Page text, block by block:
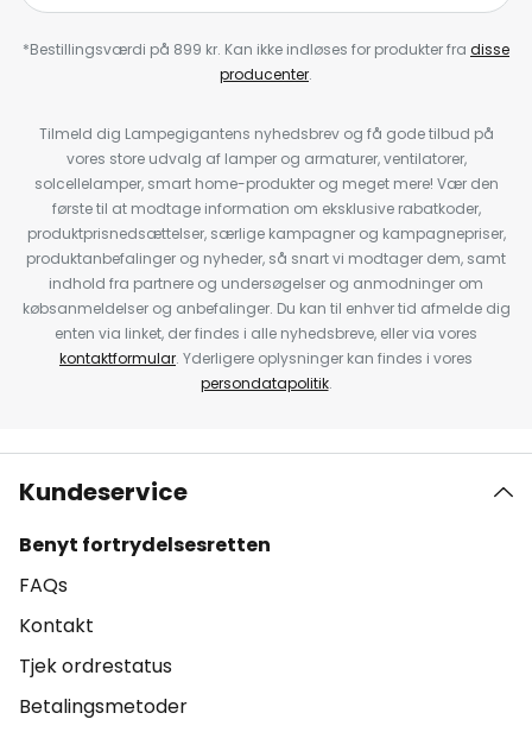
*Bestillingsværdi på 899 kr. Kan ikke indløses for produkter fra disse
producenter.
Tilmeld dig Lampegigantens nyhedsbrev og få gode tilbud på
vores store udvalg af lamper og armaturer, ventilatorer,
solcellelamper, smart home-produkter og meget mere! Vær den
første til at modtage information om eksklusive rabatkoder,
produktprisnedsættelser, særlige kampagner og kampagnepriser,
produktanbefalinger og nyheder, så snart vi modtager dem, samt
indhold fra partnere og undersøgelser og anmodninger om
købsanmeldelser og anbefalinger. Du kan til enhver tid afmelde dig
enten via linket, der findes i alle nyhedsbreve, eller via vores
kontaktformular. Yderligere oplysninger kan findes i vores
persondatapolitik.
Kundeservice
Benyt fortrydelsesretten
FAQs
Kontakt
Tjek ordrestatus
Betalingsmetoder